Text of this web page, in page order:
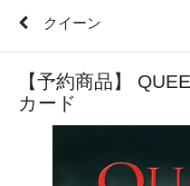
クイーン
【予約商品】
カード